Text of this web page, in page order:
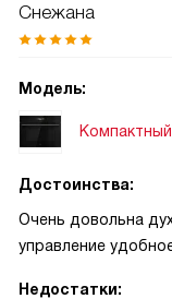
Снежана
Модель:
Достоинства:
Очень довольна
управление
Недостатки: